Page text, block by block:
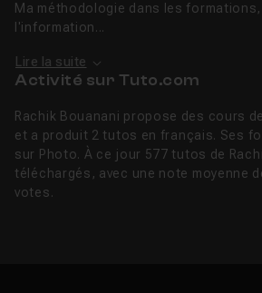
Ma méthodologie dans les
l'information...
Lire la suite
Activité sur Tuto.com
Rachik Bouanani propose des cours
et a produit 2 tutos en français. Ses
sur Photo. À ce jour 577 tutos de
téléchargés, avec une note moyenne
votes.